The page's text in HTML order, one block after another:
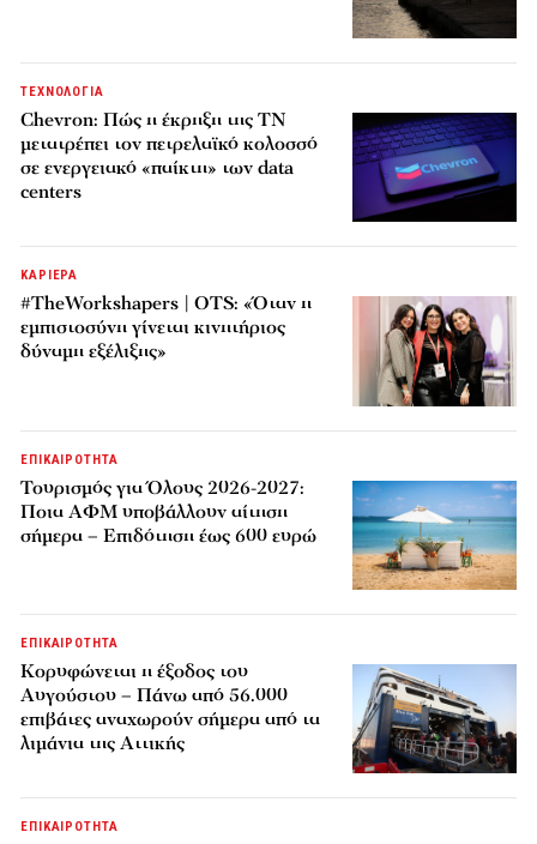
ΤΕΧΝΟΛΟΓΙΑ
Chevron: Πώς η έκρηξη της ΤΝ
μετατρέπει τον πετρελαϊκό κολοσσό
σε ενεργειακό «παίκτη» των data
centers
ΚΑΡΙΕΡΑ
#TheWorkshapers | OTS: «Όταν η
εμπιστοσύνη γίνεται κινητήριος
δύναμη εξέλιξης»
ΕΠΙΚΑΙΡΟΤΗΤΑ
Τουρισμός για Όλους 2026-2027:
Ποια ΑΦΜ υποβάλλουν αίτηση
σήμερα – Επιδότηση έως 600 ευρώ
ΕΠΙΚΑΙΡΟΤΗΤΑ
Κορυφώνεται η έξοδος του
Αυγούστου – Πάνω από 56.000
επιβάτες αναχωρούν σήμερα από τα
λιμάνια της Αττικής
ΕΠΙΚΑΙΡΟΤΗΤΑ